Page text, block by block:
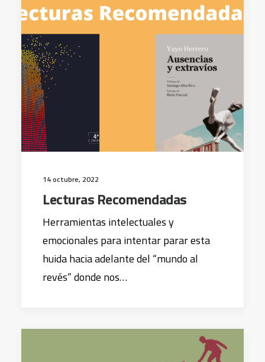
14 octubre, 2022
Lecturas Recomendadas
Herramientas intelectuales y
emocionales para intentar parar esta
huida hacia adelante del “mundo al
revés” donde nos…